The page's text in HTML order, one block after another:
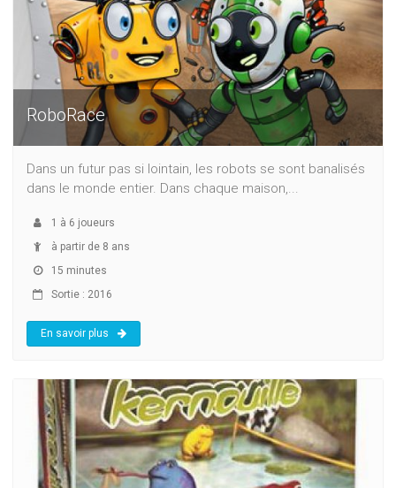
RoboRace
Dans un futur pas si lointain, les robots se sont banalisés
dans le monde entier. Dans chaque maison,...
1 à 6 joueurs
à partir de 8 ans
15 minutes
Sortie : 2016
En savoir plus